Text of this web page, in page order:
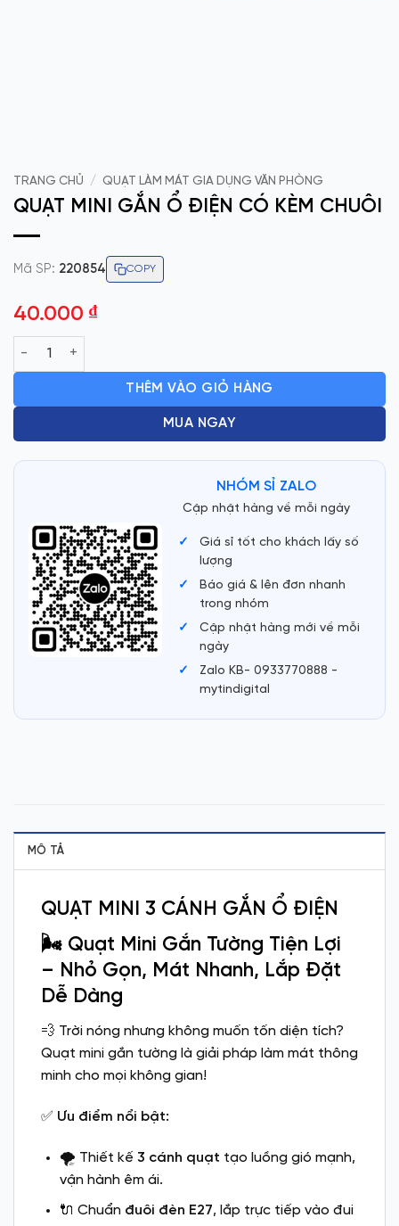
TRANG CHỦ / QUẠT LÀM MÁT GIA DỤNG VĂN PHÒNG
QUẠT MINI GẮN Ổ ĐIỆN CÓ KÈM CHUÔI
Mã SP: 220854 COPY
40.000 ₫
QUẠT MINI GẮN Ổ ĐIỆN CÓ KÈM CHUÔI số lượng
THÊM VÀO GIỎ HÀNG
MUA NGAY
NHÓM SỈ ZALO
Cập nhật hàng về mỗi ngày
Giá sỉ tốt cho khách lấy số
lượng
Báo giá & lên đơn nhanh
trong nhóm
Cập nhật hàng mới về mỗi
ngày
Zalo KB- 0933770888 -
mytindigital
MÔ TẢ
QUẠT MINI 3 CÁNH GẮN Ổ ĐIỆN
🌬️ Quạt Mini Gắn Tường Tiện Lợi
– Nhỏ Gọn, Mát Nhanh, Lắp Đặt
Dễ Dàng
💨 Trời nóng nhưng không muốn tốn diện tích?
Quạt mini gắn tường là giải pháp làm mát thông
minh cho mọi không gian!
✅ Ưu điểm nổi bật:
🌪️ Thiết kế 3 cánh quạt tạo luồng gió mạnh,
vận hành êm ái.
🔌 Chuẩn đuôi đèn E27, lắp trực tiếp vào đui